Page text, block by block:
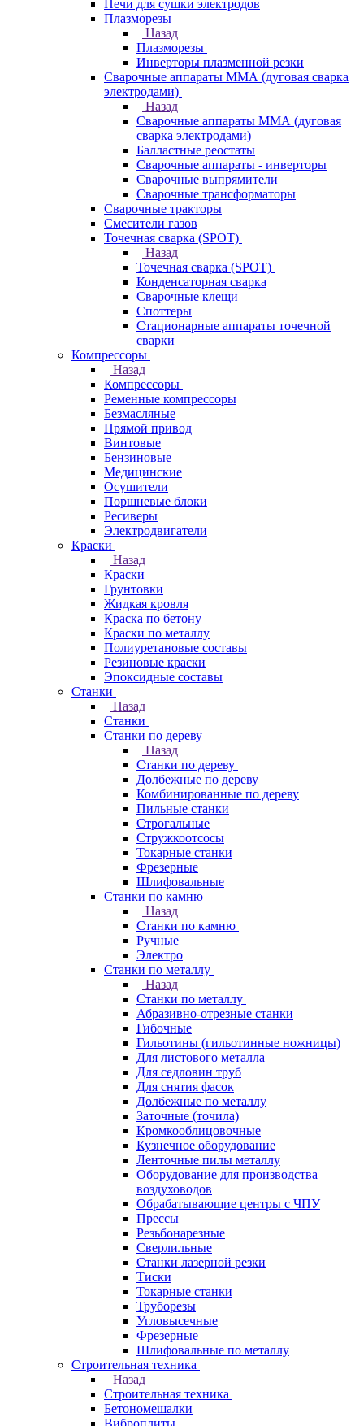
Печи для сушки электродов
Плазморезы
Назад
Плазморезы
Инверторы плазменной резки
Сварочные аппараты ММА (дуговая сварка
электродами)
Назад
Сварочные аппараты ММА (дуговая
сварка электродами)
Балластные реостаты
Сварочные аппараты - инверторы
Сварочные выпрямители
Сварочные трансформаторы
Сварочные тракторы
Смесители газов
Точечная сварка (SPOT)
Назад
Точечная сварка (SPOT)
Конденсаторная сварка
Сварочные клещи
Споттеры
Стационарные аппараты точечной
сварки
Компрессоры
Назад
Компрессоры
Ременные компрессоры
Безмасляные
Прямой привод
Винтовые
Бензиновые
Медицинские
Осушители
Поршневые блоки
Ресиверы
Электродвигатели
Краски
Назад
Краски
Грунтовки
Жидкая кровля
Краска по бетону
Краски по металлу
Полиуретановые составы
Резиновые краски
Эпоксидные составы
Станки
Назад
Станки
Станки по дереву
Назад
Станки по дереву
Долбежные по дереву
Комбинированные по дереву
Пильные станки
Строгальные
Стружкоотсосы
Токарные станки
Фрезерные
Шлифовальные
Станки по камню
Назад
Станки по камню
Ручные
Электро
Станки по металлу
Назад
Станки по металлу
Абразивно-отрезные станки
Гибочные
Гильотины (гильотинные ножницы)
Для листового металла
Для седловин труб
Для снятия фасок
Долбежные по металлу
Заточные (точила)
Кромкооблицовочные
Кузнечное оборудование
Ленточные пилы металлу
Оборудование для производства
воздуховодов
Обрабатывающие центры с ЧПУ
Прессы
Резьбонарезные
Сверлильные
Станки лазерной резки
Тиски
Токарные станки
Труборезы
Угловысечные
Фрезерные
Шлифовальные по металлу
Строительная техника
Назад
Строительная техника
Бетономешалки
Виброплиты